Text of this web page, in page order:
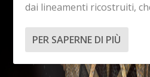
dai lineamenti ricostruiti,
PER SAPERNE DI PIÙ